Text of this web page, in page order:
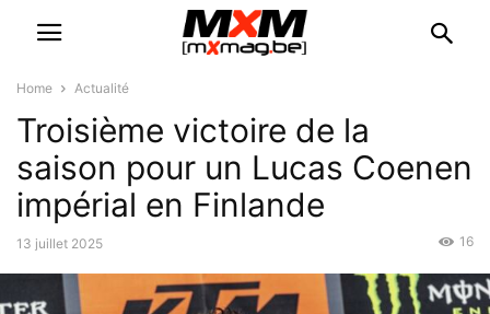
Home Actualité
Troisième victoire de la
saison pour un Lucas Coenen
impérial en Finlande
13 juillet 2025 16